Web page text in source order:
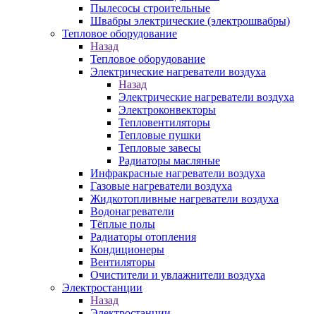
Пылесосы строительные
Швабры электрические (электрошвабры)
Тепловое оборудование
Назад
Тепловое оборудование
Электрические нагреватели воздуха
Назад
Электрические нагреватели воздуха
Электроконвекторы
Тепловентиляторы
Тепловые пушки
Тепловые завесы
Радиаторы масляные
Инфракрасные нагреватели воздуха
Газовые нагреватели воздуха
Жидкотопливные нагреватели воздуха
Водонагреватели
Тёплые полы
Радиаторы отопления
Кондиционеры
Вентиляторы
Очистители и увлажнители воздуха
Электростанции
Назад